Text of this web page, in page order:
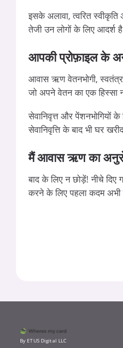
इसके अलावा, त्वरित
तेजी उन लोगों के लिए
आपकीप्रोफ़ाइलके
आवास ऋण वेतनभोगी,
जो अपने वेतन का एक हिस्सा
सेवानिवृत्त और
सेवानिवृत्ति के बाद भी घर
मैंआवासऋणका
बाद के लिए न छोड़ें! नीचे
करने के लिए पहला कदम अभी
By ETUS Digital LLC